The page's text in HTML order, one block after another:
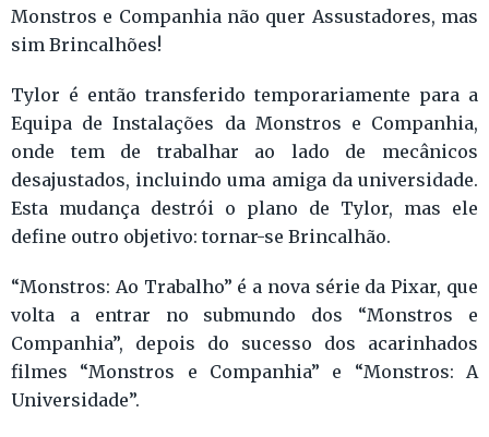
Monstros e Companhia não quer Assustadores, mas
sim Brincalhões!
Tylor é então transferido temporariamente para a
Equipa de Instalações da Monstros e Companhia,
onde tem de trabalhar ao lado de mecânicos
desajustados, incluindo uma amiga da universidade.
Esta mudança destrói o plano de Tylor, mas ele
define outro objetivo: tornar-se Brincalhão.
“Monstros: Ao Trabalho” é a nova série da Pixar, que
volta a entrar no submundo dos “Monstros e
Companhia”, depois do sucesso dos acarinhados
filmes “Monstros e Companhia” e “Monstros: A
Universidade”.